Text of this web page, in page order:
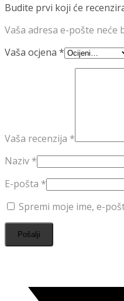
Budite prvi koji će
Vaša adresa e-pošte neće
Vaša ocjena *
Vaša recenzija *
Naziv *
E-pošta *
Spremi moje ime, e-